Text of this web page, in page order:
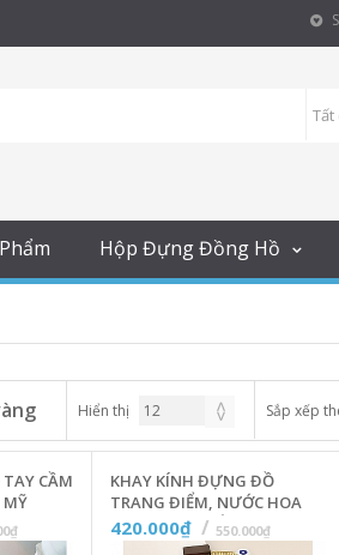
Hộp Đựng Đồng Hồ
Hiển thị Sắp xếp
TAY CẦM
VÀNG
KHAY KÍNH ĐỰNG ĐỒ
TRANG ĐIỂM, NƯỚC HOA
DẠNG TRÒN VIỀN VÀNG - A2
420.000₫ 550.000₫